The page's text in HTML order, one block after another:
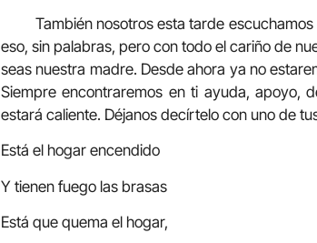
También nosotros esta tarde escuchamos
eso, sin palabras, pero con todo el cariño de
seas nuestra madre. Desde ahora ya no
Siempre encontraremos en ti ayuda, apoyo,
estará caliente. Déjanos decírtelo con uno de
Está el hogar encendido
Y tienen fuego las brasas
Está que quema el hogar,